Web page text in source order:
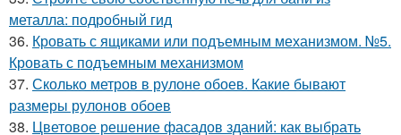
металла: подробный гид
36. Кровать с ящиками или подъемным механизмом. №5.
Кровать с подъемным механизмом
37. Сколько метров в рулоне обоев. Какие бывают
размеры рулонов обоев
38. Цветовое решение фасадов зданий: как выбрать